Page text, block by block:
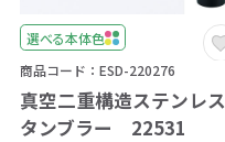
選べる本体色
商品コード：ESD-220276
真空二重構造ステンレス
タンブラー 22531